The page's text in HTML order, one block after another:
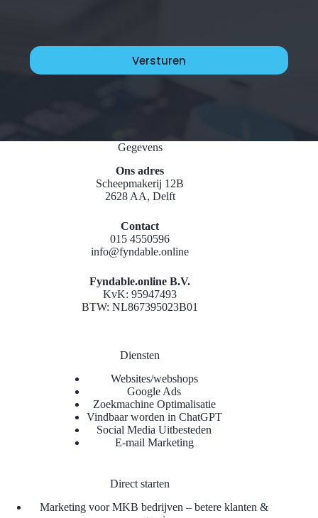
Gegevens
Ons adres
Scheepmakerij 12B
2628 AA, Delft
Contact
015 4550596
info@fyndable.online
Fyndable.online B.V.
KvK: 95947493
BTW: NL867395023B01
Diensten
Websites/webshops
Google Ads
Zoekmachine Optimalisatie
Vindbaar worden in ChatGPT
Social Media Uitbesteden
E-mail Marketing
Direct starten
Marketing voor MKB bedrijven – betere klanten &